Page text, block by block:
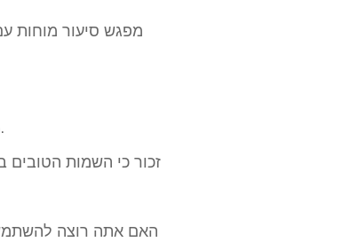
מפגש סיעור מוחות
האם יש משהו שמחבר את כולכם? זה יכול להיות פשוט כמו בדיחה פנימית או עמוק כמו דרך לגשת ליצירתיות בכללותה.
זכור כי השמות הטובים
האם אתה רוצה